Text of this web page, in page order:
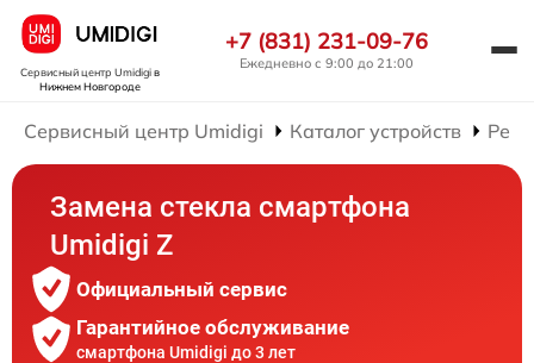
Сервисный центр Umidigiв
Нижнем Новгороде
+7 (831) 231-09-76
Ежедневно с 9:00 до 21:00
Сервисный центр Umidigi Каталог устройств
Замена стекла смартфона
Umidigi Z
Официальный сервис
Гарантийное обслуживание
смартфона Umidigi до 3 лет